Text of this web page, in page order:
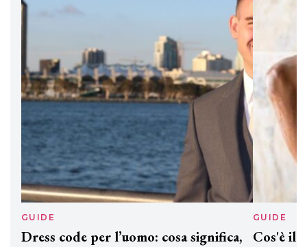
GUIDE
Dress code per l’uomo: cosa significa,
GUIDE